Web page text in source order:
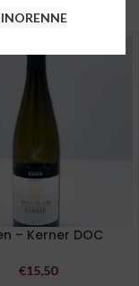
– Kerner DOC
€15,50